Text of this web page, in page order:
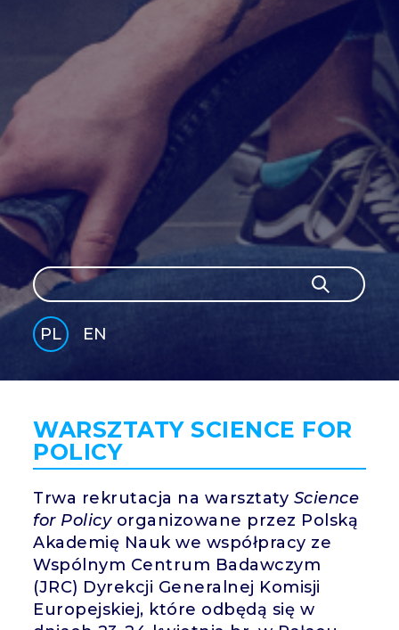
Szukaj
Szukaj
PL
EN
SH
WARSZTATY SCIENCE FOR
POLICY
Trwa rekrutacja na warsztaty Science
for Policy organizowane przez Polską
Akademię Nauk we współpracy ze
Wspólnym Centrum Badawczym
(JRC) Dyrekcji Generalnej Komisji
Europejskiej, które odbędą się w